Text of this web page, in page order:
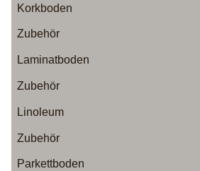
Korkboden
Zubehör
Laminatboden
Zubehör
Linoleum
Zubehör
Parkettboden